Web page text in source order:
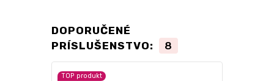
DOPORUČENÉ
PRÍSLUŠENSTVO:
8
TOP produkt